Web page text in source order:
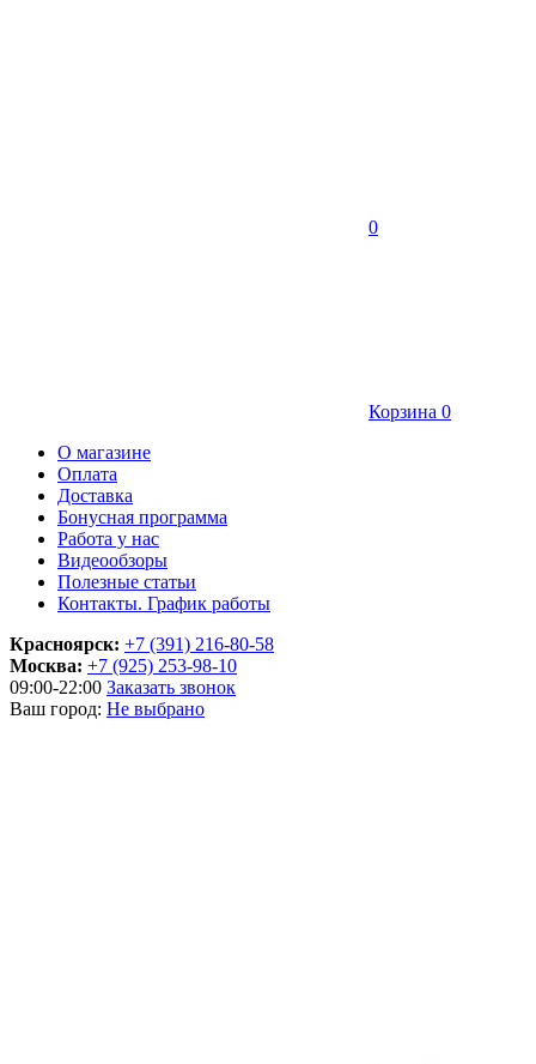
0
Корзина 0
О магазине
Оплата
Доставка
Бонусная программа
Работа у нас
Видеообзоры
Полезные статьи
Контакты. График работы
Красноярск: +7 (391) 216-80-58
Москва: +7 (925) 253-98-10
09:00-22:00 Заказать звонок
Ваш город: Не выбрано